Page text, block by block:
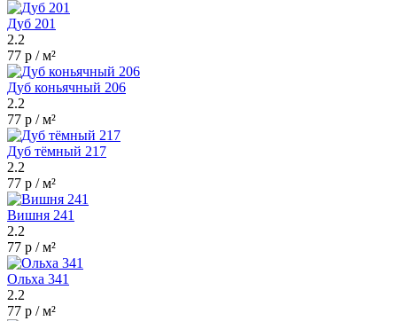
Дуб 201
2.2
77 р / м²
Дуб коньячный 206
2.2
77 р / м²
Дуб тёмный 217
2.2
77 р / м²
Вишня 241
2.2
77 р / м²
Ольха 341
2.2
77 р / м²